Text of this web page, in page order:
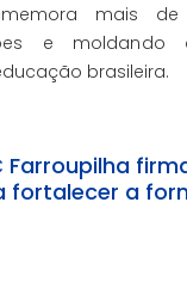
mais
e
brasileira.
Farroupilha
fortalecer a